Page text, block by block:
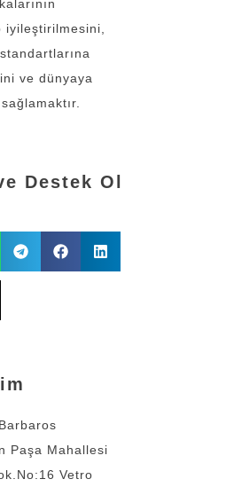
iyileştirilmesini,
ve dünyaya
Destek Ol
Paşa Mahallesi
Vetro